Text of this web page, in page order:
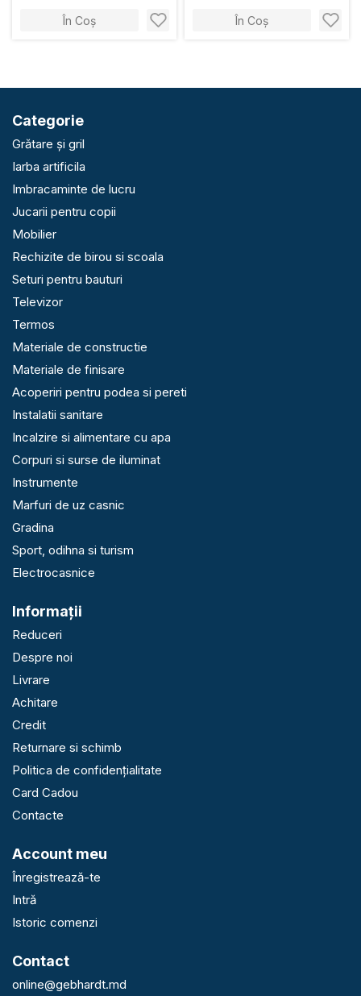
În Coș În Coș
Categorie
Grătare și gril
Iarba artificila
Imbracaminte de lucru
Jucarii pentru copii
Mobilier
Rechizite de birou si scoala
Seturi pentru bauturi
Televizor
Termos
Materiale de constructie
Materiale de finisare
Acoperiri pentru podea si pereti
Instalatii sanitare
Incalzire si alimentare cu apa
Corpuri si surse de iluminat
Instrumente
Marfuri de uz casnic
Gradina
Sport, odihna si turism
Electrocasnice
Informaţii
Reduceri
Despre noi
Livrare
Achitare
Credit
Returnare si schimb
Politica de confidențialitate
Card Cadou
Contacte
Account meu
Înregistrează-te
Intră
Istoric comenzi
Contact
online@gebhardt.md